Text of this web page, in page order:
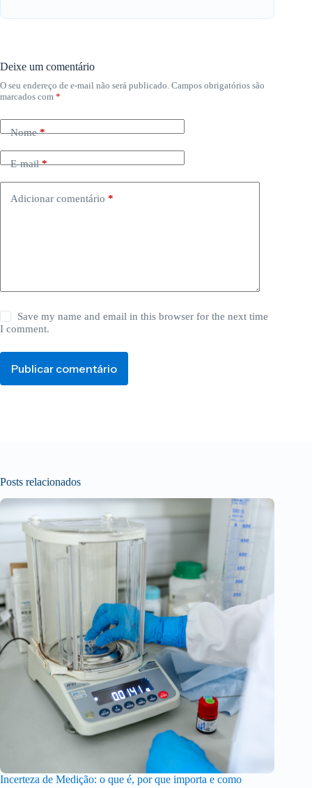
Deixe um comentário
O seu endereço de e-mail não será publicado. Campos obrigatórios são
marcados com *
Nome*
E-mail*
Adicionar comentário *
Save my name and email in this browser for the next time
I comment.
Publicar comentário
Posts relacionados
Incerteza de Medição: o que é, por que importa e como